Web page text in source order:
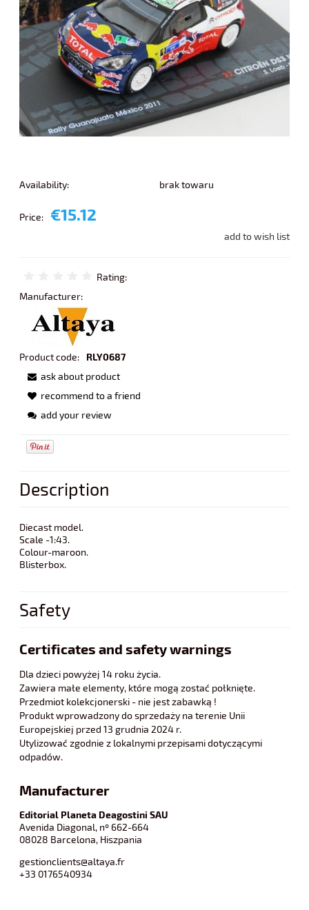
Availability: brak towaru
Price: €15.12
add to wish list
Rating:
Manufacturer:
Product code:
RLY0687
ask about product
recommend to a friend
add your review
Description
Diecast model.
Scale -1:43.
Colour-maroon.
Blisterbox.
Safety
Certificates and safety warnings
Dla dzieci powyżej 14 roku życia.
Zawiera małe elementy, które mogą zostać połknięte.
Przedmiot kolekcjonerski - nie jest zabawką !
Produkt wprowadzony do sprzedaży na terenie Unii
Europejskiej przed 13 grudnia 2024 r.
Utylizować zgodnie z lokalnymi przepisami dotyczącymi
odpadów.
Manufacturer
Editorial Planeta Deagostini SAU
Avenida Diagonal, nº 662-664
08028 Barcelona, Hiszpania
gestionclients@altaya.fr
+33 0176540934